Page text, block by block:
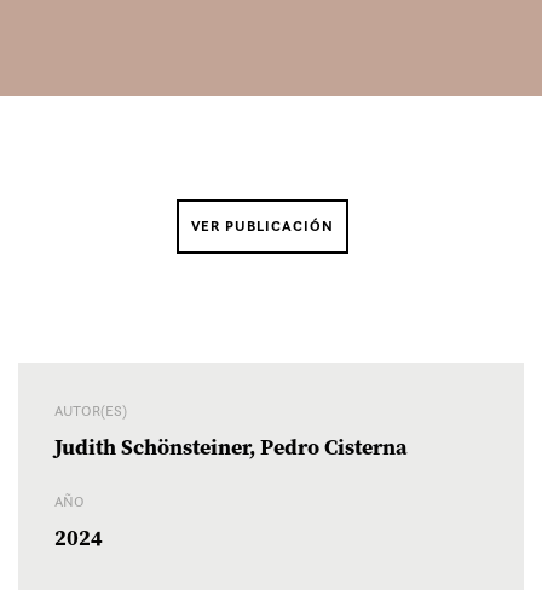
VER PUBLICACIÓN
AUTOR(ES)
Judith Schönsteiner, Pedro Cisterna
AÑO
2024